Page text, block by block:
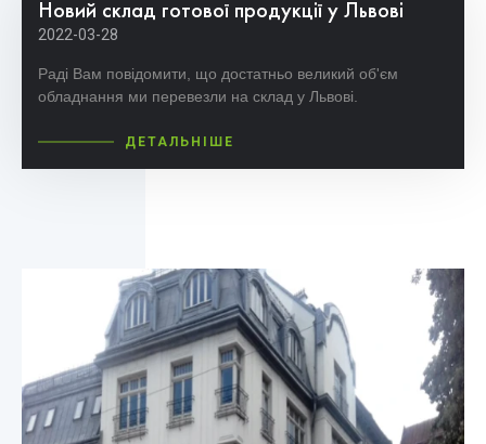
Новий склад готової продукції у Львові
2022-03-28
Раді Вам повідомити, що достатньо великий об'єм
обладнання ми перевезли на склад у Львові.
ДЕТАЛЬНІШЕ